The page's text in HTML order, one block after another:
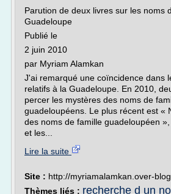
Parution de deux livres sur les noms
Guadeloupe
Publié le
2 juin 2010
par Myriam Alamkan
J'ai remarqué une coïncidence dans
relatifs à la Guadeloupe. En 2010,
percer les mystères des noms de
guadeloupéens. Le plus récent est «
des noms de famille guadeloupéen
et les...
Lire la suite
Site : http://myriamalamkan.over-
Thèmes liés : recherche d un